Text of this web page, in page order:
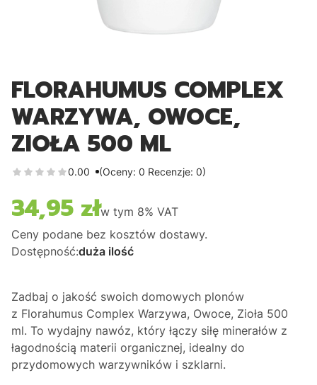
FLORAHUMUS COMPLEX
WARZYWA, OWOCE,
ZIOŁA 500 ML
0.00 (Oceny: 0 Recenzje: 0)
Cena
34,95 złw tym 8% VAT
Ceny podane bez kosztów dostawy.
Dostępność:duża ilość
Zadbaj o jakość swoich domowych plonów
z Florahumus Complex Warzywa, Owoce, Zioła 500
ml. To wydajny nawóz, który łączy siłę minerałów z
łagodnością materii organicznej, idealny do
przydomowych warzywników i szklarni.